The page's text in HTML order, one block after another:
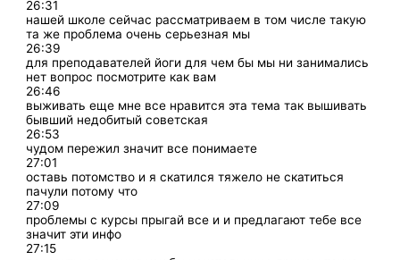
26:31
нашей школе сейчас рассматриваем в том числе такую
та же проблема очень серьезная мы
26:39
для преподавателей йоги для чем бы мы ни занимались
нет вопрос посмотрите как вам
26:46
выживать еще мне все нравится эта тема так вышивать
бывший недобитый советская
26:53
чудом пережил значит все понимаете
27:01
оставь потомство и я скатился тяжело не скатиться
пачули потому что
27:09
проблемы с курсы прыгай все и и предлагают тебе все
значит эти инфо
27:15